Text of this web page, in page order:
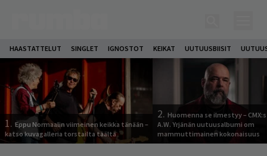
HAASTATTELUT SINGLET IGNOSTOT KEIKAT UUTUUSBIISIT
1. Eppu Normaalin viimeinen keikka tänään –
katso kuvagalleria torstailta täältä
2. Huomenna se ilmestyy –
A.W. Yrjänän uutuusalbumi om
mammuttimainen kokonaisuus